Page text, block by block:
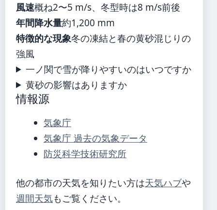
風速概ね2〜5 m/s、冬型時は8 m/s前後
年間降水量約1,200 mm
特徴的な現象冬の凍結と春の黄砂混じりの
強風
一ノ関で雪が降りやすいのはいつですか
黄砂の影響はありますか
情報源
気象庁
気象庁 過去の気象データ
防災科学技術研究所
他の都市の天気を知りたい方は天気ハブや
週間天気もご覧ください。